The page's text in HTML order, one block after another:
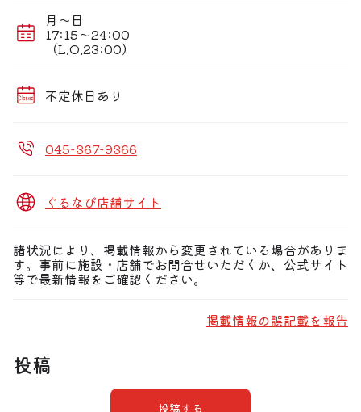
月〜日
17:15〜24:00
（L.O.23:00）
不定休日あり
045-367-9366
ぐるなび店舗サイト
諸状況により、掲載情報から変更されている場合がありま
す。事前に施設・店舗でお問合せいただくか、公式サイト
等で最新情報をご確認ください。
掲載情報の誤記載を報告
投稿
投稿する